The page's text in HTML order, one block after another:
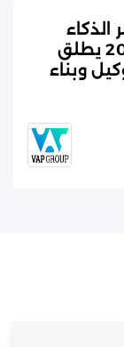
الذكاء
الاصطناعي العالمي بالرياض 2026 يطلق
وبناء